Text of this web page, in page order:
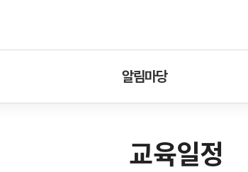
알림마당
교육일정